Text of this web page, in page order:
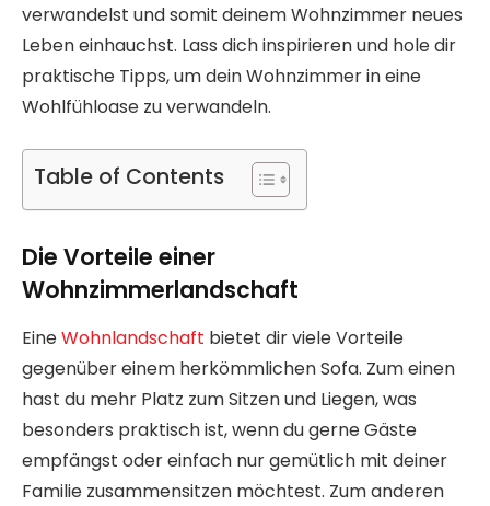
verwandelst und somit deinem Wohnzimmer neues
Leben einhauchst. Lass dich inspirieren und hole dir
praktische Tipps, um dein Wohnzimmer in eine
Wohlfühloase zu verwandeln.
Table of Contents
Die Vorteile einer
Wohnzimmerlandschaft
EineWohnlandschaft bietet dir viele Vorteile
gegenüber einem herkömmlichen Sofa. Zum einen
hast du mehr Platz zum Sitzen und Liegen, was
besonders praktisch ist, wenn du gerne Gäste
empfängst oder einfach nur gemütlich mit deiner
Familie zusammensitzen möchtest. Zum anderen